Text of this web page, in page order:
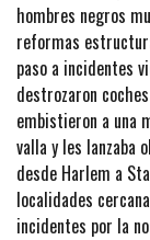
hombres negros
reformas
paso a incidentes
destrozaron
embistieron a una
valla y les lanzaba
desde Harlem a
localidades
incidentes por la